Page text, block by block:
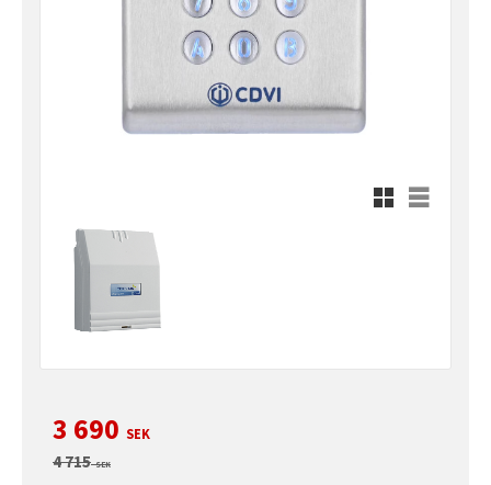
Rutnätsvy
Listvy
Nedsatt pris:
3 690 SEK
Ordinarie pris:
4 715SEK